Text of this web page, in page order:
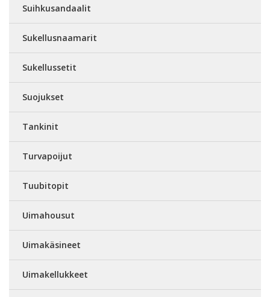
Suihkusandaalit
Sukellusnaamarit
Sukellussetit
Suojukset
Tankinit
Turvapoijut
Tuubitopit
Uimahousut
Uimakäsineet
Uimakellukkeet